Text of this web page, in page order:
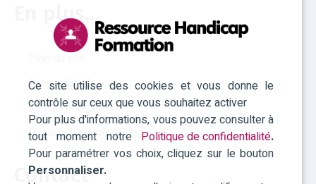
Ce site utilise des cookies et vous donne le
contrôle sur ceux que vous souhaitez activer
Pour plus d'informations, vous pouvez consulter à
tout moment notre Politique de confidentialité.
Pour paramétrer vos choix, cliquez sur le bouton
Personnaliser.
En plus...
Plan du site
Accessibilité
Mentions légales
Politique des cookies
Contact